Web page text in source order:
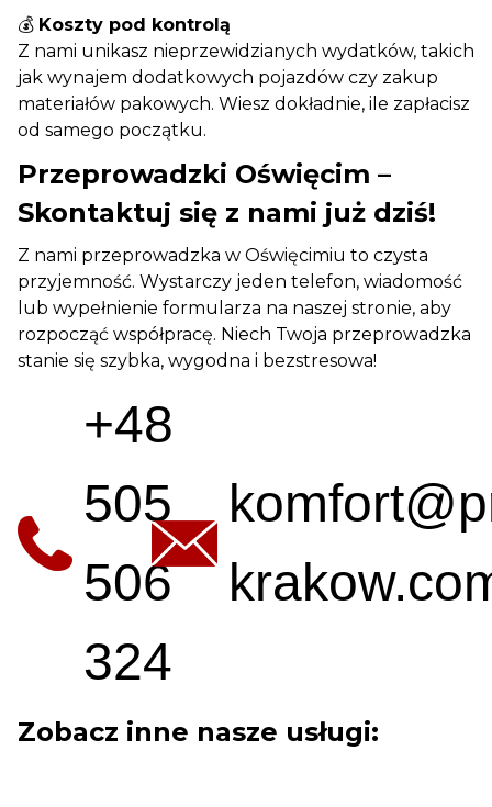
💰 Koszty pod kontrolą
Z nami unikasz nieprzewidzianych wydatków, takich
jak wynajem dodatkowych pojazdów czy zakup
materiałów pakowych. Wiesz dokładnie, ile zapłacisz
od samego początku.
Przeprowadzki Oświęcim –
Skontaktuj się z nami już dziś!
Z nami przeprowadzka w Oświęcimiu to czysta
przyjemność. Wystarczy jeden telefon, wiadomość
lub wypełnienie formularza na naszej stronie, aby
rozpocząć współpracę. Niech Twoja przeprowadzka
stanie się szybka, wygodna i bezstresowa!
+48
505
506
324
Zobacz inne nasze usługi: